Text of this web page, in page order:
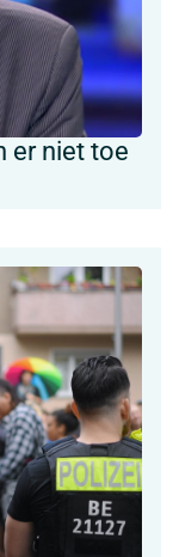
er niet toe